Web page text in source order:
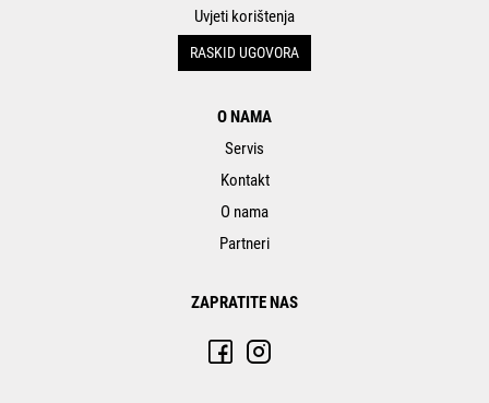
Uvjeti korištenja
RASKID UGOVORA
O NAMA
Servis
Kontakt
O nama
Partneri
ZAPRATITE NAS